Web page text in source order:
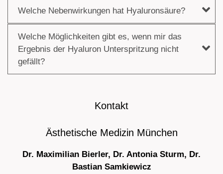
Welche Nebenwirkungen hat Hyaluronsäure?
Welche Möglichkeiten gibt es, wenn mir das
Ergebnis der Hyaluron Unterspritzung nicht
gefällt?
Kontakt
Ästhetische Medizin München
Dr. Maximilian Bierler, Dr. Antonia Sturm, Dr.
Bastian Samkiewicz